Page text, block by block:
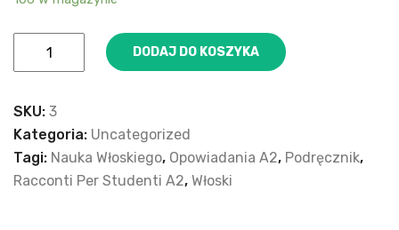
DODAJ DO KOSZYKA
SKU: 3
Kategoria: Uncategorized
Tagi: Nauka Włoskiego, Opowiadania A2, Podręcznik,
Racconti Per Studenti A2, Włoski